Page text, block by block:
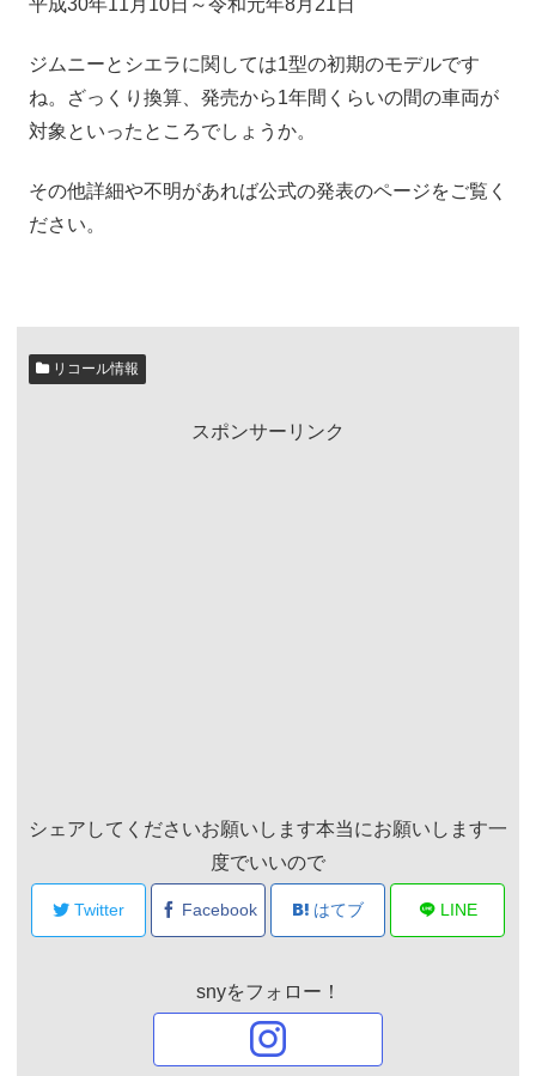
ジムニーとシエラに関しては1型の初期のモデルです
ね。ざっくり換算、発売から1年間くらいの間の車両が
対象といったところでしょうか。
その他詳細や不明があれば公式の発表のページをご覧く
ださい。
リコール情報
スポンサーリンク
シェアしてくださいお願いします本当にお願いします一
度でいいので
Twitter Facebook はてブ LINE
snyをフォロー！